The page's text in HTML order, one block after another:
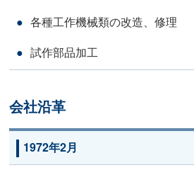
各種工作機械類の改造、修理
試作部品加工
会社沿革
1972年2月